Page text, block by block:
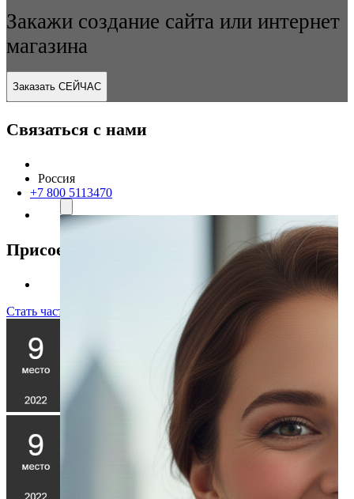
Закажи создание сайта или интернет
магазина
Заказать СЕЙЧАС
Связаться с нами
Россия
+7 800 5113470
Присоединяйтесь к нам
Стать частью команды!